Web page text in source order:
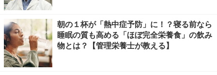
朝の１杯が「熱中症予防」に！？寝る前なら
睡眠の質も高める「ほぼ完全栄養食」の飲み
物とは？【管理栄養士が教える】